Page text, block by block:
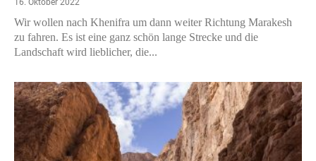
16. Oktober 2022
Wir wollen nach Khenifra um dann weiter Richtung Marakesh
zu fahren. Es ist eine ganz schön lange Strecke und die
Landschaft wird lieblicher, die...